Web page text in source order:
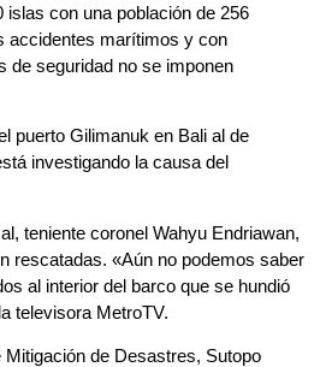
con una población de 256
accidentes marítimos y con
de seguridad no se imponen
puerto Gilimanuk en Bali al de
investigando la causa del
teniente coronel Wahyu Endriawan,
rescatadas. «Aún no podemos saber
al interior del barco que se hundió
televisora MetroTV.
de Desastres, Sutopo